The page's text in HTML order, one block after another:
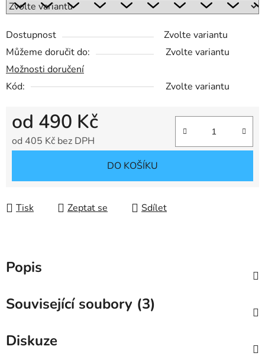
Dostupnost
Zvolte variantu
Můžeme doručit do:
Zvolte variantu
Možnosti doručení
Kód:
Zvolte variantu
od 490 Kč
od 405 Kč bez DPH
DO KOŠÍKU
Tisk Zeptat se Sdílet
Popis
Související soubory (3)
Diskuze